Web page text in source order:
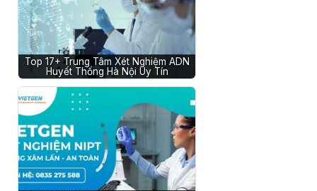
Top 17+ Trung Tâm Xét Nghiệm ADN
Huyết Thống Hà Nội Uy Tín